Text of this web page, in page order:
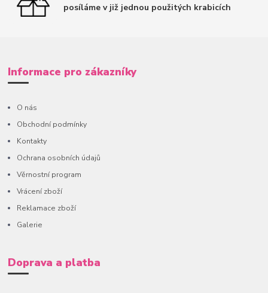
posíláme v již jednou použitých krabicích
Informace pro zákazníky
O nás
Obchodní podmínky
Kontakty
Ochrana osobních údajů
Věrnostní program
Vrácení zboží
Reklamace zboží
Galerie
Doprava a platba